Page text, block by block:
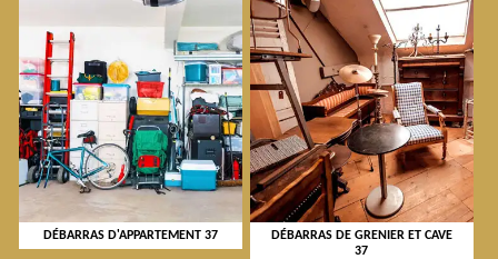
DÉBARRAS D'APPARTEMENT 37
DÉBARRAS DE GRENIER ET CAVE
37